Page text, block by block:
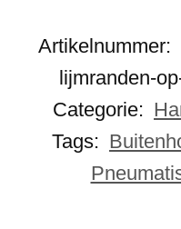
Artikelnummer:
lijmranden-
Categorie:
Tags: